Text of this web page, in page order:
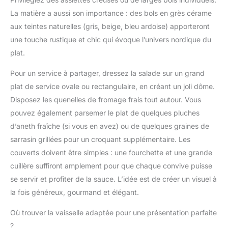
facilement dans un tiroir
ou un placard, aidant à
garder une cuisine
organisée sans occuper
utilisés au four à micro-
ondes. Adapté au Micro-
Ondes - Les récipients et
couvercles à légumes
comme bac à légumes
pour conserver les
aliments, les mettre au
congeler ou au micro-
ondes pour les
réchauffer, ou comme
boîte de rangement pour
ranger les couteaux,
libérer de l'espace sur le
plan de travail et garder
votre cuisine bien
Lave-Vaisselle - Il suffit
laboratoire et conforme
aux normes alimentaires
européennes. FACILE À
NETTOYER – Grâce aux
compris la poche à
douille, est compatible
avec le lave-vaisselle.
Pour un nettoyage rapide
des embouts pâtisserie,
utilisez la brosse fournie.
CADEAU PARFAIT +
GARANTIE - Pour Noël,
un anniversaire ou
Pâques : ce joli set fera
plaisir à tous les fans de
pâtisserie. Satisfaction
garantie ou remboursé.
de qualité, veuillez nous
contacter dès que
apporterons une solution
patisserie est pratique à
installer, il suffit
d'appuyer sur votre
poche à douille en
silicone, il créera un
glaçage à partir de la
buse de décoration et
vous pourrez créer de
beaux boutons floraux
comme vous le
souhaitez Sécurité des
Matériaux: Tous les
aux normes alimentaires,
La matière a aussi son importance : des bols en grès cérame
aux teintes naturelles (gris, beige, bleu ardoise) apporteront
une touche rustique et chic qui évoque l’univers nordique du
plat.
Pour un service à partager, dressez la salade sur un grand
plat de service ovale ou rectangulaire, en créant un joli dôme.
Disposez les quenelles de fromage frais tout autour. Vous
pouvez également parsemer le plat de quelques pluches
d’aneth fraîche (si vous en avez) ou de quelques graines de
sarrasin grillées pour un croquant supplémentaire. Les
couverts doivent être simples : une fourchette et une grande
cuillère suffiront amplement pour que chaque convive puisse
se servir et profiter de la sauce. L’idée est de créer un visuel à
la fois généreux, gourmand et élégant.
Où trouver la vaisselle adaptée pour une présentation parfaite
?